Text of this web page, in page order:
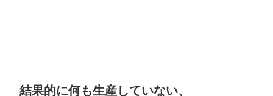
結果的に何も生産していない、